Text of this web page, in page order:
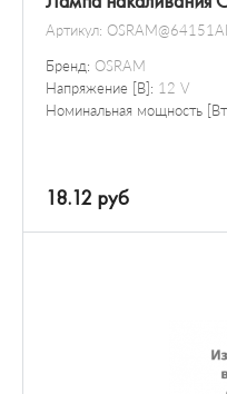
Артикул:
Бренд: OSRAM
Напряжение [В]: 12 V
Номинальная мощность
18.12 руб